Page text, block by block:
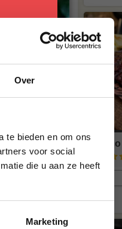
Over
te bieden en om ons
voor social
die u aan ze heeft
Marketing